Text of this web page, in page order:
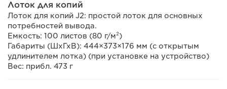
Лоток для копий
Лоток для копий J2: простой лоток для основных
потребностей вывода.
Емкость: 100 листов (80 г/м²)
Габариты (ШхГхВ): 444×373×176 мм (с открытым
удлинителем лотка) (при установке на устройство)
Вес: прибл. 473 г